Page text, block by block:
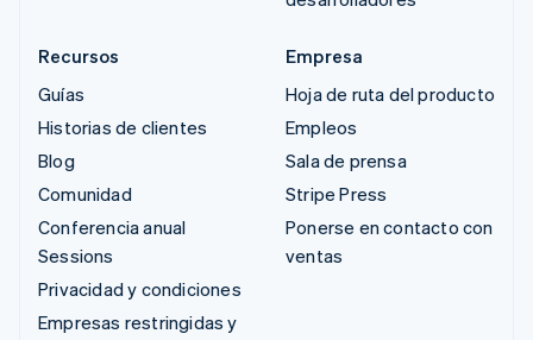
Recursos
Guías
Historias de clientes
Blog
Comunidad
Conferencia anual
Sessions
Privacidad y condiciones
Empresas restringidas y
Empresa
Hoja de ruta del producto
Empleos
Sala de prensa
Stripe Press
Ponerse en contacto con
ventas